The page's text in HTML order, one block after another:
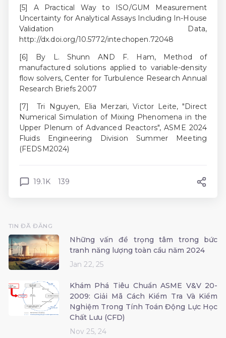
[5] A Practical Way to ISO/GUM Measurement
Uncertainty for Analytical Assays Including In-House
Validation Data,
http://dx.doi.org/10.5772/intechopen.72048
[6] By L. Shunn AND F. Ham, Method of
manufactured solutions applied to variable-density
flow solvers, Center for Turbulence Research Annual
Research Briefs 2007
[7] Tri Nguyen, Elia Merzari, Victor Leite, "Direct
Numerical Simulation of Mixing Phenomena in the
Upper Plenum of Advanced Reactors", ASME 2024
Fluids Engineering Division Summer Meeting
(FEDSM2024)
19.1K 139
TIN ĐÃ ĐĂNG
Những vấn đề trọng tâm trong bức
tranh năng lượng toàn cầu năm 2024
Jan 22, 25
Khám Phá Tiêu Chuẩn ASME V&V 20-
2009: Giải Mã Cách Kiểm Tra Và Kiểm
Nghiệm Trong Tính Toán Động Lực Học
Chất Lưu (CFD)
Nov 25, 24